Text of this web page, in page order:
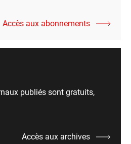
Accès aux abonnements
publiés sont gratuits,
Accès aux archives